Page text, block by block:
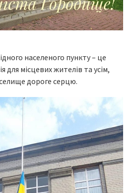
населеного пункту – це
для місцевих жителів та усім,
дороге серцю.